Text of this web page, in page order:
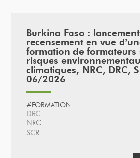
Burkina Faso : lancement
recensement en vue
formation de formateurs
risques
climatiques, NRC, DRC,
06/2026
#FORMATION
DRC
NRC
SCR